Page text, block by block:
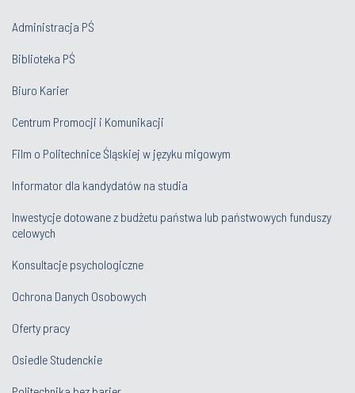
Administracja PŚ
Biblioteka PŚ
Biuro Karier
Centrum Promocji i Komunikacji
Film o Politechnice Śląskiej w języku migowym
Informator dla kandydatów na studia
Inwestycje dotowane z budżetu państwa lub państwowych funduszy
celowych
Konsultacje psychologiczne
Ochrona Danych Osobowych
Oferty pracy
Osiedle Studenckie